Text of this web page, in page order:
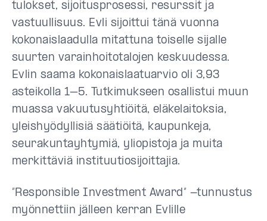
tulokset, sijoitusprosessi, resurssit ja
vastuullisuus. Evli sijoittui tänä vuonna
kokonaislaadulla mitattuna toiselle sijalle
suurten varainhoitotalojen keskuudessa.
Evlin saama kokonaislaatuarvio oli 3,93
asteikolla 1–5. Tutkimukseen osallistui muun
muassa vakuutusyhtiöitä, eläkelaitoksia,
yleishyödyllisiä säätiöitä, kaupunkeja,
seurakuntayhtymiä, yliopistoja ja muita
merkittäviä instituutiosijoittajia.
”Responsible Investment Award” -tunnustus
myönnettiin jälleen kerran Evlille